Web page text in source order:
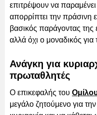
επιτρέψουν να
απορρίπτει την πράσινη
βασικός παράγοντας της
αλλά όχι ο μοναδικός για
Ανάγκη για
πρωταθλητές
Ο επικεφαλής του
μεγάλο ζητούμενο για